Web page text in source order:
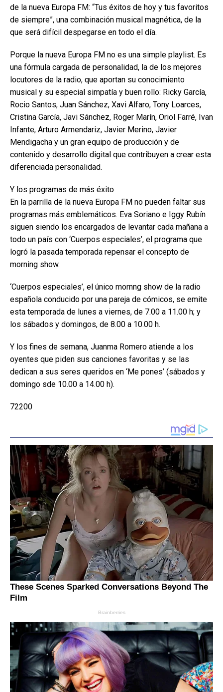
de la nueva Europa FM: “Tus éxitos de hoy y tus favoritos
de siempre”, una combinación musical magnética, de la
que será difícil despegarse en todo el día.
Porque la nueva Europa FM no es una simple playlist. Es
una fórmula cargada de personalidad, la de los mejores
locutores de la radio, que aportan su conocimiento
musical y su especial simpatía y buen rollo: Ricky García,
Rocio Santos, Juan Sánchez, Xavi Alfaro, Tony Loarces,
Cristina García, Javi Sánchez, Roger Marín, Oriol Farré, Ivan
Infante, Arturo Armendariz, Javier Merino, Javier
Mendigacha y un gran equipo de producción y de
contenido y desarrollo digital que contribuyen a crear esta
diferenciada personalidad.
Y los programas de más éxito
En la parrilla de la nueva Europa FM no pueden faltar sus
programas más emblemáticos. Eva Soriano e Iggy Rubín
siguen siendo los encargados de levantar cada mañana a
todo un país con ‘Cuerpos especiales’, el programa que
logró la pasada temporada repensar el concepto de
morning show.
‘Cuerpos especiales’, el único mornng show de la radio
española conducido por una pareja de cómicos, se emite
esta temporada de lunes a viernes, de 7.00 a 11.00 h; y
los sábados y domingos, de 8.00 a 10.00 h.
Y los fines de semana, Juanma Romero atiende a los
oyentes que piden sus canciones favoritas y se las
dedican a sus seres queridos en ‘Me pones’ (sábados y
domingo sde 10.00 a 14.00 h).
72200